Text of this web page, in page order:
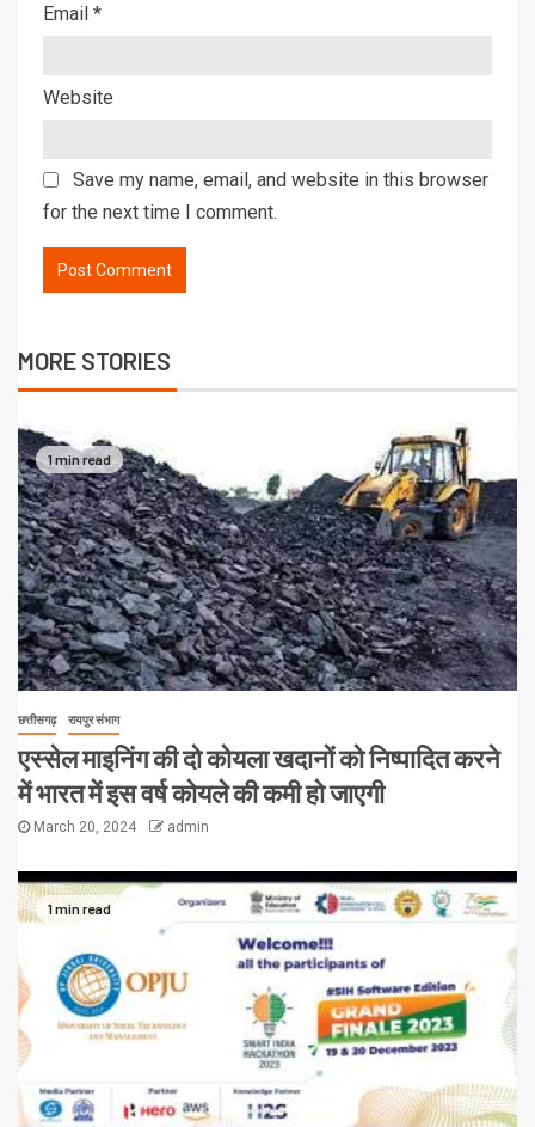
Email *
Website
Save my name, email, and website in this browser
for the next time I comment.
MORE STORIES
1 min read
छत्तीसगढ़ रायपुर संभाग
एस्सेल माइनिंग की दो कोयला खदानों को निष्पादित करने
में भारत में इस वर्ष कोयले की कमी हो जाएगी
March 20, 2024 admin
1 min read